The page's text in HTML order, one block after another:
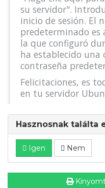
su servidor".
inicio de sesión. El
predeterminado es
la que configuró
ha establecido una
contraseña
Felicitaciones, es
en tu servidor
Hasznosnak találta
Igen Nem